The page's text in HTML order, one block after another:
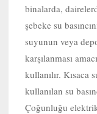
binalarda,
şebeke su
suyunun veya
karşılanması
kullanılır. Kısaca
kullanılan su
Çoğunluğu